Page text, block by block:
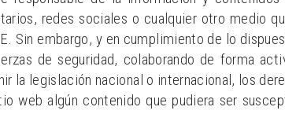
redes sociales o cualquier otro medio
Sin embargo, y en cumplimiento de lo
de seguridad, colaborando de forma
la legislación nacional o internacional, los
web algún contenido que pudiera ser